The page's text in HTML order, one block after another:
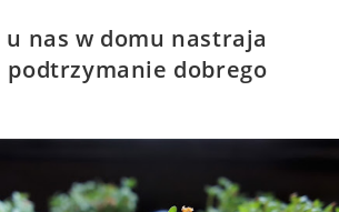
nas w domu nastraja
podtrzymanie dobrego